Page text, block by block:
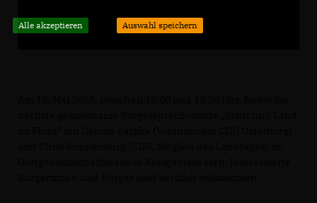
Alle akzeptieren Auswahl speichern